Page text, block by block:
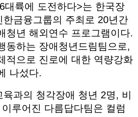
대륙에 도전하다>는 한국장
한금융그룹의 주최로 20년간
청년 해외연수 프로그램이다.
동하는 장애청년드림팀으로,
적으로 진로에 대한 역량강화
나섰다.
과의 청각장애 청년 2명, 비
루어진 다름답다팀은 컬럼